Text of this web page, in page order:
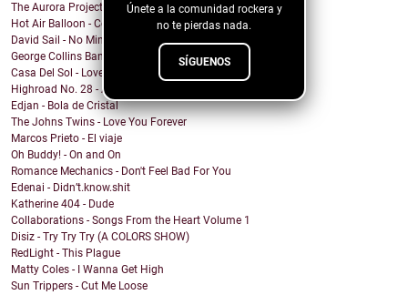
Únete a la comunidad rockera y
no te pierdas nada.
SÍGUENOS
The Aurora Project - Slave City
Hot Air Balloon - Come This Far
David Sail - No Mind Fire
George Collins Band - New Way
Casa Del Sol - Love In A Time Of War
Highroad No. 28 - And I Suffer
Edjan - Bola de Cristal
The Johns Twins - Love You Forever
Marcos Prieto - El viaje
Oh Buddy! - On and On
Romance Mechanics - Don't Feel Bad For You
Edenai - Didn’t.know.shit
Katherine 404 - Dude
Collaborations - Songs From the Heart Volume 1
Disiz - Try Try Try (A COLORS SHOW)
RedLight - This Plague
Matty Coles - I Wanna Get High
Sun Trippers - Cut Me Loose